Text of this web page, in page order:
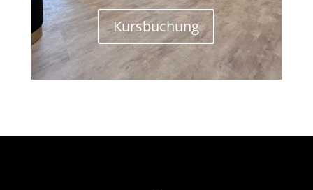
Kursbuchung